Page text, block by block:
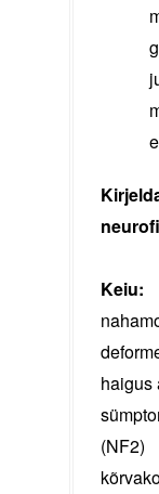
Keiu:
haigus
(NF2)